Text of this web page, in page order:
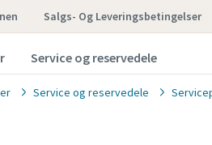
Salgs- Og Leveringsbetingelser
Service og reservedele
Service og reservedele